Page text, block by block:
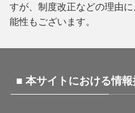
すが、制度改正などの理由
能性もございます。
■ 本サイトにおける情